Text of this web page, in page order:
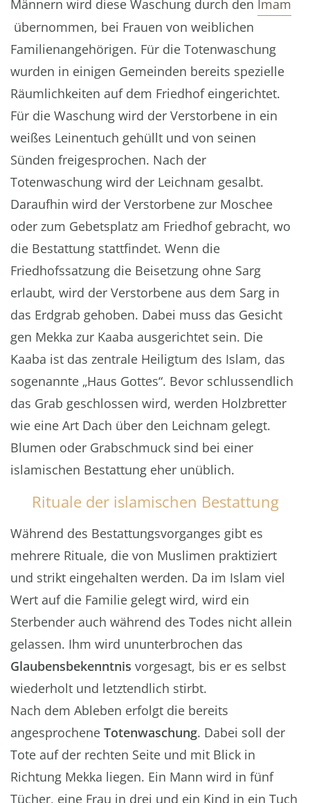
Männern wird diese Waschung durch den Imam
übernommen, bei Frauen von weiblichen
Familienangehörigen. Für die Totenwaschung
wurden in einigen Gemeinden bereits spezielle
Räumlichkeiten auf dem Friedhof eingerichtet.
Für die Waschung wird der Verstorbene in ein
weißes Leinentuch gehüllt und von seinen
Sünden freigesprochen. Nach der
Totenwaschung wird der Leichnam gesalbt.
Daraufhin wird der Verstorbene zur Moschee
oder zum Gebetsplatz am Friedhof gebracht, wo
die Bestattung stattfindet. Wenn die
Friedhofssatzung die Beisetzung ohne Sarg
erlaubt, wird der Verstorbene aus dem Sarg in
das Erdgrab gehoben. Dabei muss das Gesicht
gen Mekka zur Kaaba ausgerichtet sein. Die
Kaaba ist das zentrale Heiligtum des Islam, das
sogenannte „Haus Gottes“. Bevor schlussendlich
das Grab geschlossen wird, werden Holzbretter
wie eine Art Dach über den Leichnam gelegt.
Blumen oder Grabschmuck sind bei einer
islamischen Bestattung eher unüblich.
Rituale der islamischen Bestattung
Während des Bestattungsvorganges gibt es
mehrere Rituale, die von Muslimen praktiziert
und strikt eingehalten werden. Da im Islam viel
Wert auf die Familie gelegt wird, wird ein
Sterbender auch während des Todes nicht allein
gelassen. Ihm wird ununterbrochen das
Glaubensbekenntnis vorgesagt, bis er es selbst
wiederholt und letztendlich stirbt.
Nach dem Ableben erfolgt die bereits
angesprochene Totenwaschung. Dabei soll der
Tote auf der rechten Seite und mit Blick in
Richtung Mekka liegen. Ein Mann wird in fünf
Tücher, eine Frau in drei und ein Kind in ein Tuch